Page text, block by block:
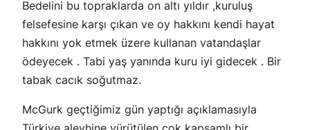
Bedelini bu topraklarda on altı yıldır ,kuruluş
felsefesine karşı çıkan ve oy hakkını kendi hayat
hakkını yok etmek üzere kullanan vatandaşlar
ödeyecek . Tabi yaş yanında kuru iyi gidecek . Bir
tabak cacık soğutmaz.
McGurk geçtiğimiz gün yaptığı açıklamasıyla